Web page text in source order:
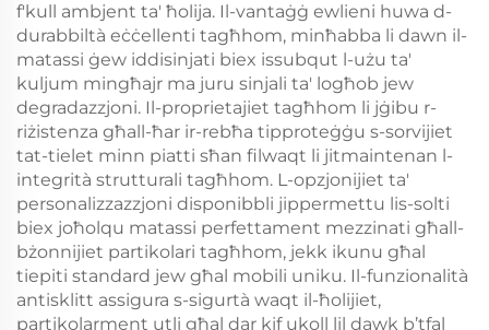
f'kull ambjent ta' ħolija. Il-vantaġġ ewlieni huwa d-
durabbiltà eċċellenti tagħhom, minħabba li dawn il-
matassi ġew iddisinjati biex issubqut l-użu ta'
kuljum mingħajr ma juru sinjali ta' logħob jew
degradazzjoni. Il-proprietajiet tagħhom li jġibu r-
riżistenza għall-ħar ir-rebħa tipproteġġu s-sorvijiet
tat-tielet minn piatti sħan filwaqt li jitmaintenan l-
integrità strutturali tagħhom. L-opzjonijiet ta'
personalizzazzjoni disponibbli jippermettu lis-solti
biex joħolqu matassi perfettament mezzinati għall-
bżonnijiet partikolari tagħhom, jekk ikunu għal
tiepiti standard jew għal mobili uniku. Il-funzionalità
antisklitt assigura s-sigurtà waqt il-ħolijiet,
partikolarment utli għal dar kif ukoll lil dawk b’tfal